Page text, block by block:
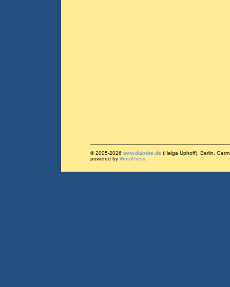
© 2005-2026 www.diabsite.de (Helga Uphoff), Berlin,
powered by WordPress.